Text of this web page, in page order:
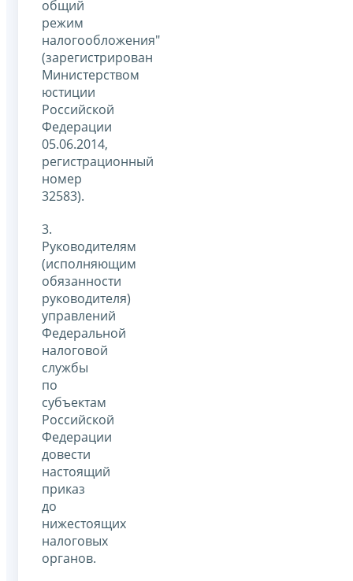
общий
режим
налогообложения"
(зарегистрирован
Министерством
юстиции
Российской
Федерации
05.06.2014,
регистрационный
номер
32583).
3.
Руководителям
(исполняющим
обязанности
руководителя)
управлений
Федеральной
налоговой
службы
по
субъектам
Российской
Федерации
довести
настоящий
приказ
до
нижестоящих
налоговых
органов.